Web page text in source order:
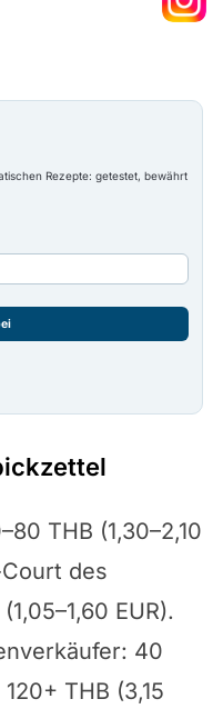
Rezepte: getestet, bewährt
THB (1,30–2,10
des
EUR).
40
THB (3,15